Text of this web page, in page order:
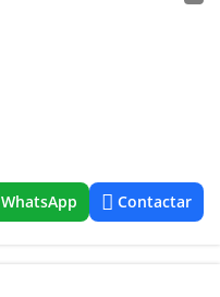
WhatsApp Contactar